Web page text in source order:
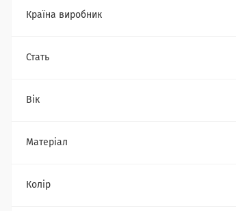
Країна виробник
Стать
Вік
Матеріал
Колір